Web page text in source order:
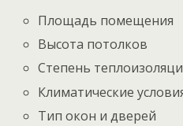
Площадь помещения
Высота потолков
Степень
Климатические
Тип окон и дверей